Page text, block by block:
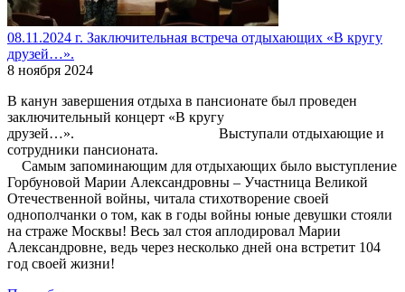
08.11.2024 г. Заключительная встреча отдыхающих «В кругу
друзей…».
8 ноября 2024
В канун завершения отдыха в пансионате был проведен
заключительный концерт «В кругу
друзей…». Выступали отдыхающие и
сотрудники пансионата.
Самым запоминающим для отдыхающих было выступление
Горбуновой Марии Александровны – Участница Великой
Отечественной войны, читала стихотворение своей
однополчанки о том, как в годы войны юные девушки стояли
на страже Москвы! Весь зал стоя аплодировал Марии
Александровне, ведь через несколько дней она встретит 104
год своей жизни!